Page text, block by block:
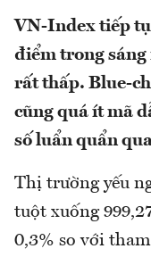
VN-Index tiếp
điểm trong
rất thấp. Blue-
cũng quá ít mã
số luẩn quẩn
Thị trường yếu
tuột xuống
0,3% so với